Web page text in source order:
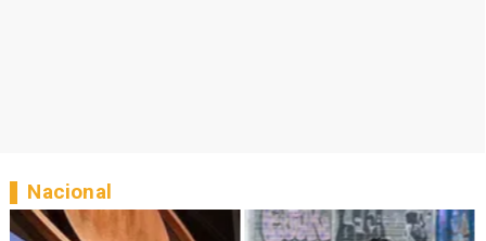
Nacional